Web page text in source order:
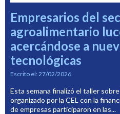
Empresarios del
agroalimentario
acercándose a
tecnológicas
Escrito el: 27/02/2026
Esta semana finalizó el taller
organizado por la CEL con la
de empresas participaron en las...